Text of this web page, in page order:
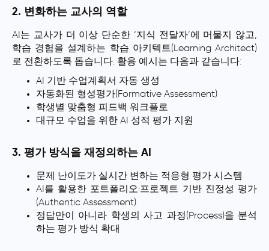
2. 변화하는 교사의 역할
AI는 교사가 더 이상 단순한 ‘지식 전달자’에 머물지 않고,
학습 경험을 설계하는 학습 아키텍트(Learning Architect)
로 전환하도록 돕습니다. 활용 예시는 다음과 같습니다:
AI 기반 수업계획서 자동 생성
자동화된 형성평가(Formative Assessment)
학생별 맞춤형 피드백 워크플로
대규모 수업을 위한 AI 성적 평가 지원
3. 평가 방식을 재정의하는 AI
문제 난이도가 실시간 변하는 적응형 평가 시스템
AI를 활용한 포트폴리오·프로젝트 기반 진정성 평가
(Authentic Assessment)
정답만이 아니라 학생의 사고 과정(Process)을 분석
하는 평가 방식 확대